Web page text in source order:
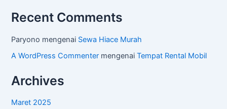
Recent Comments
Paryono mengenai Sewa Hiace Murah
A WordPress Commenter mengenaiTempat Rental Mobil
Archives
Maret 2025